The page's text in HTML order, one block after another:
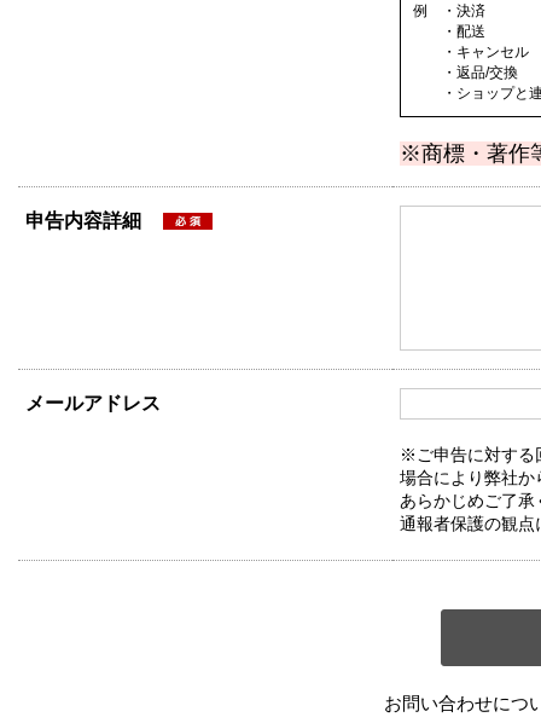
例 ・決済
・配送
・キャンセル
・返品/交換
・ショップと連
※商標・著作
申告内容詳細
メールアドレス
※ご申告に対する
場合により弊社か
あらかじめご了承
通報者保護の観点
お問い合わせにつ